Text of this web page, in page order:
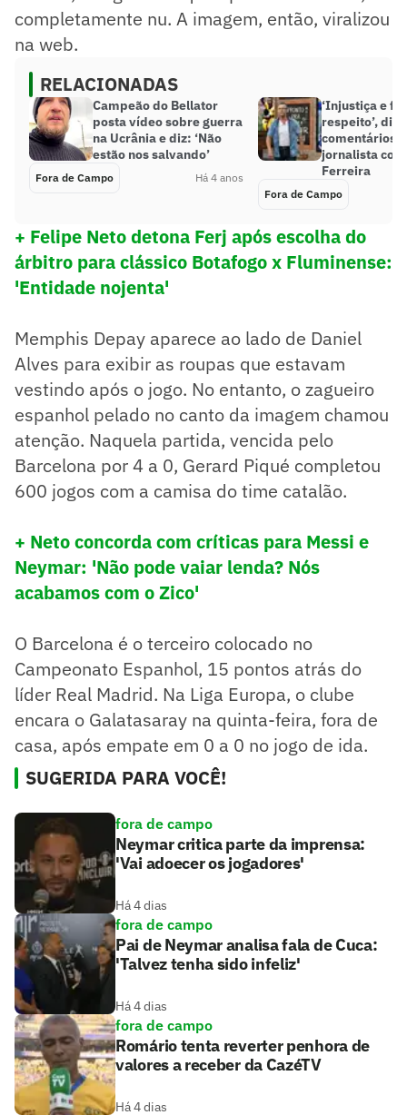
completamente nu. A imagem, então, viralizou
na web.
RELACIONADAS
Campeão do Bellator
posta vídeo sobre guerra
na Ucrânia e diz: ‘Não
estão nos salvando’
Fora de Campo Há 4 anos
‘Injustiça e
respeito’, diz
comentários
jornalista
Ferreira
Fora de Campo
+ Felipe Neto detona Ferj após escolha do
árbitro para clássico Botafogo x Fluminense:
'Entidade nojenta'
Memphis Depay aparece ao lado de Daniel
Alves para exibir as roupas que estavam
vestindo após o jogo. No entanto, o zagueiro
espanhol pelado no canto da imagem chamou
atenção. Naquela partida, vencida pelo
Barcelona por 4 a 0, Gerard Piqué completou
600 jogos com a camisa do time catalão.
+ Neto concorda com críticas para Messi e
Neymar: 'Não pode vaiar lenda? Nós
acabamos com o Zico'
O Barcelona é o terceiro colocado no
Campeonato Espanhol, 15 pontos atrás do
líder Real Madrid. Na Liga Europa, o clube
encara o Galatasaray na quinta-feira, fora de
casa, após empate em 0 a 0 no jogo de ida.
SUGERIDA PARA VOCÊ!
fora de campo
Neymar critica parte da imprensa:
'Vai adoecer os jogadores'
Há 4 dias
fora de campo
Pai de Neymar analisa fala de Cuca:
'Talvez tenha sido infeliz'
Há 4 dias
fora de campo
Romário tenta reverter penhora de
valores a receber da CazéTV
Há 4 dias